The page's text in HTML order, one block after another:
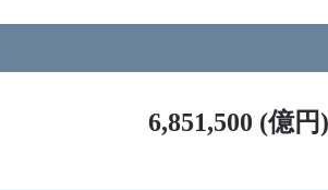
6,851,500 (億円)